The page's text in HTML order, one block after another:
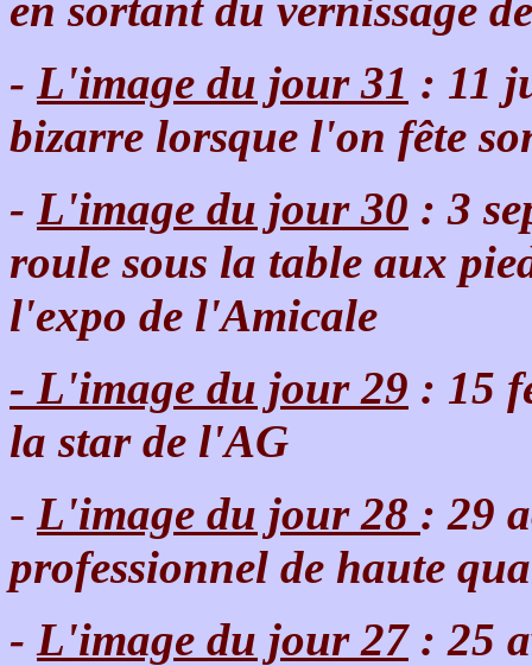
- L'image du jour 31 : 11
bizarre lorsque l'on fête
- L'image du jour 30 : 3
roule sous la table aux
l'expo de l'Amicale
- L'image du jour 29 : 15
la star de l'AG
- L'image du jour 28 : 29
professionnel de haute
- L'image du jour 27: 25